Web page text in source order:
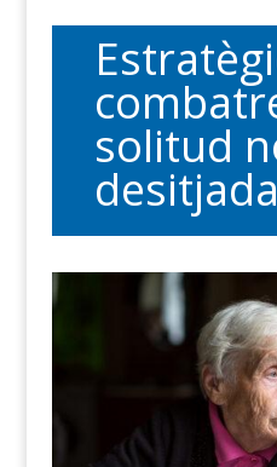
solitud
desitjada